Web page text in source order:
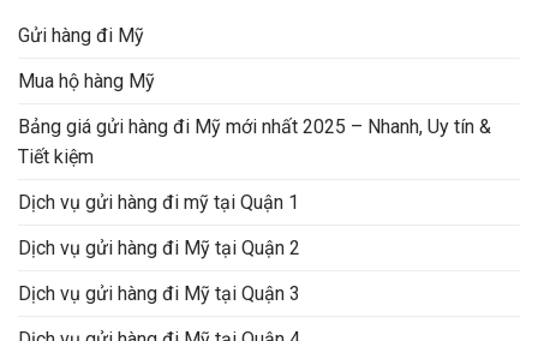
Gửi hàng đi Mỹ
Mua hộ hàng Mỹ
Bảng giá gửi hàng đi Mỹ mới nhất 2025 – Nhanh, Uy tín &
Tiết kiệm
Dịch vụ gửi hàng đi mỹ tại Quận 1
Dịch vụ gửi hàng đi Mỹ tại Quận 2
Dịch vụ gửi hàng đi Mỹ tại Quận 3